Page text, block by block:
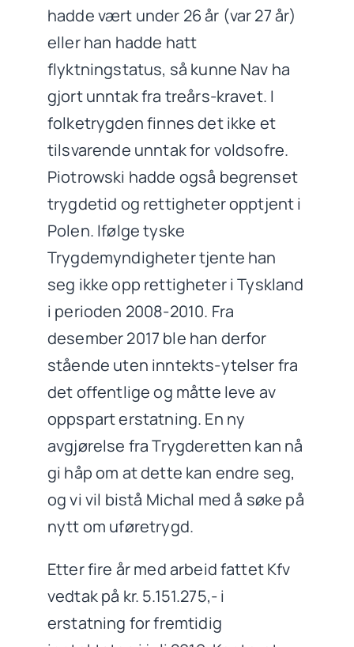
hadde vært under 26 år (var 27 år)
eller han hadde hatt
flyktningstatus, så kunne Nav ha
gjort unntak fra treårs-kravet. I
folketrygden finnes det ikke et
tilsvarende unntak for voldsofre.
Piotrowski hadde også begrenset
trygdetid og rettigheter opptjent i
Polen. Ifølge tyske
Trygdemyndigheter tjente han
seg ikke opp rettigheter i Tyskland
i perioden 2008-2010. Fra
desember 2017 ble han derfor
stående uten inntekts-ytelser fra
det offentlige og måtte leve av
oppspart erstatning. En ny
avgjørelse fra Trygderetten kan nå
gi håp om at dette kan endre seg,
og vi vil bistå Michal med å søke på
nytt om uføretrygd.
Etter fire år med arbeid fattet Kfv
vedtak på kr. 5.151.275,- i
erstatning for fremtidig